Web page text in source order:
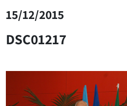
15/12/2015
DSC01217